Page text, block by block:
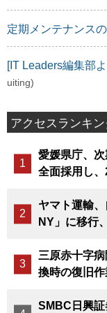
定期メンテナンス
[IT Leaders編集部
uiting)
アクセスランキ
愛媛県庁、
全面採用し
ヤマト運輸
NY」に移行
三原赤十字
換時の復旧
SMBC日興